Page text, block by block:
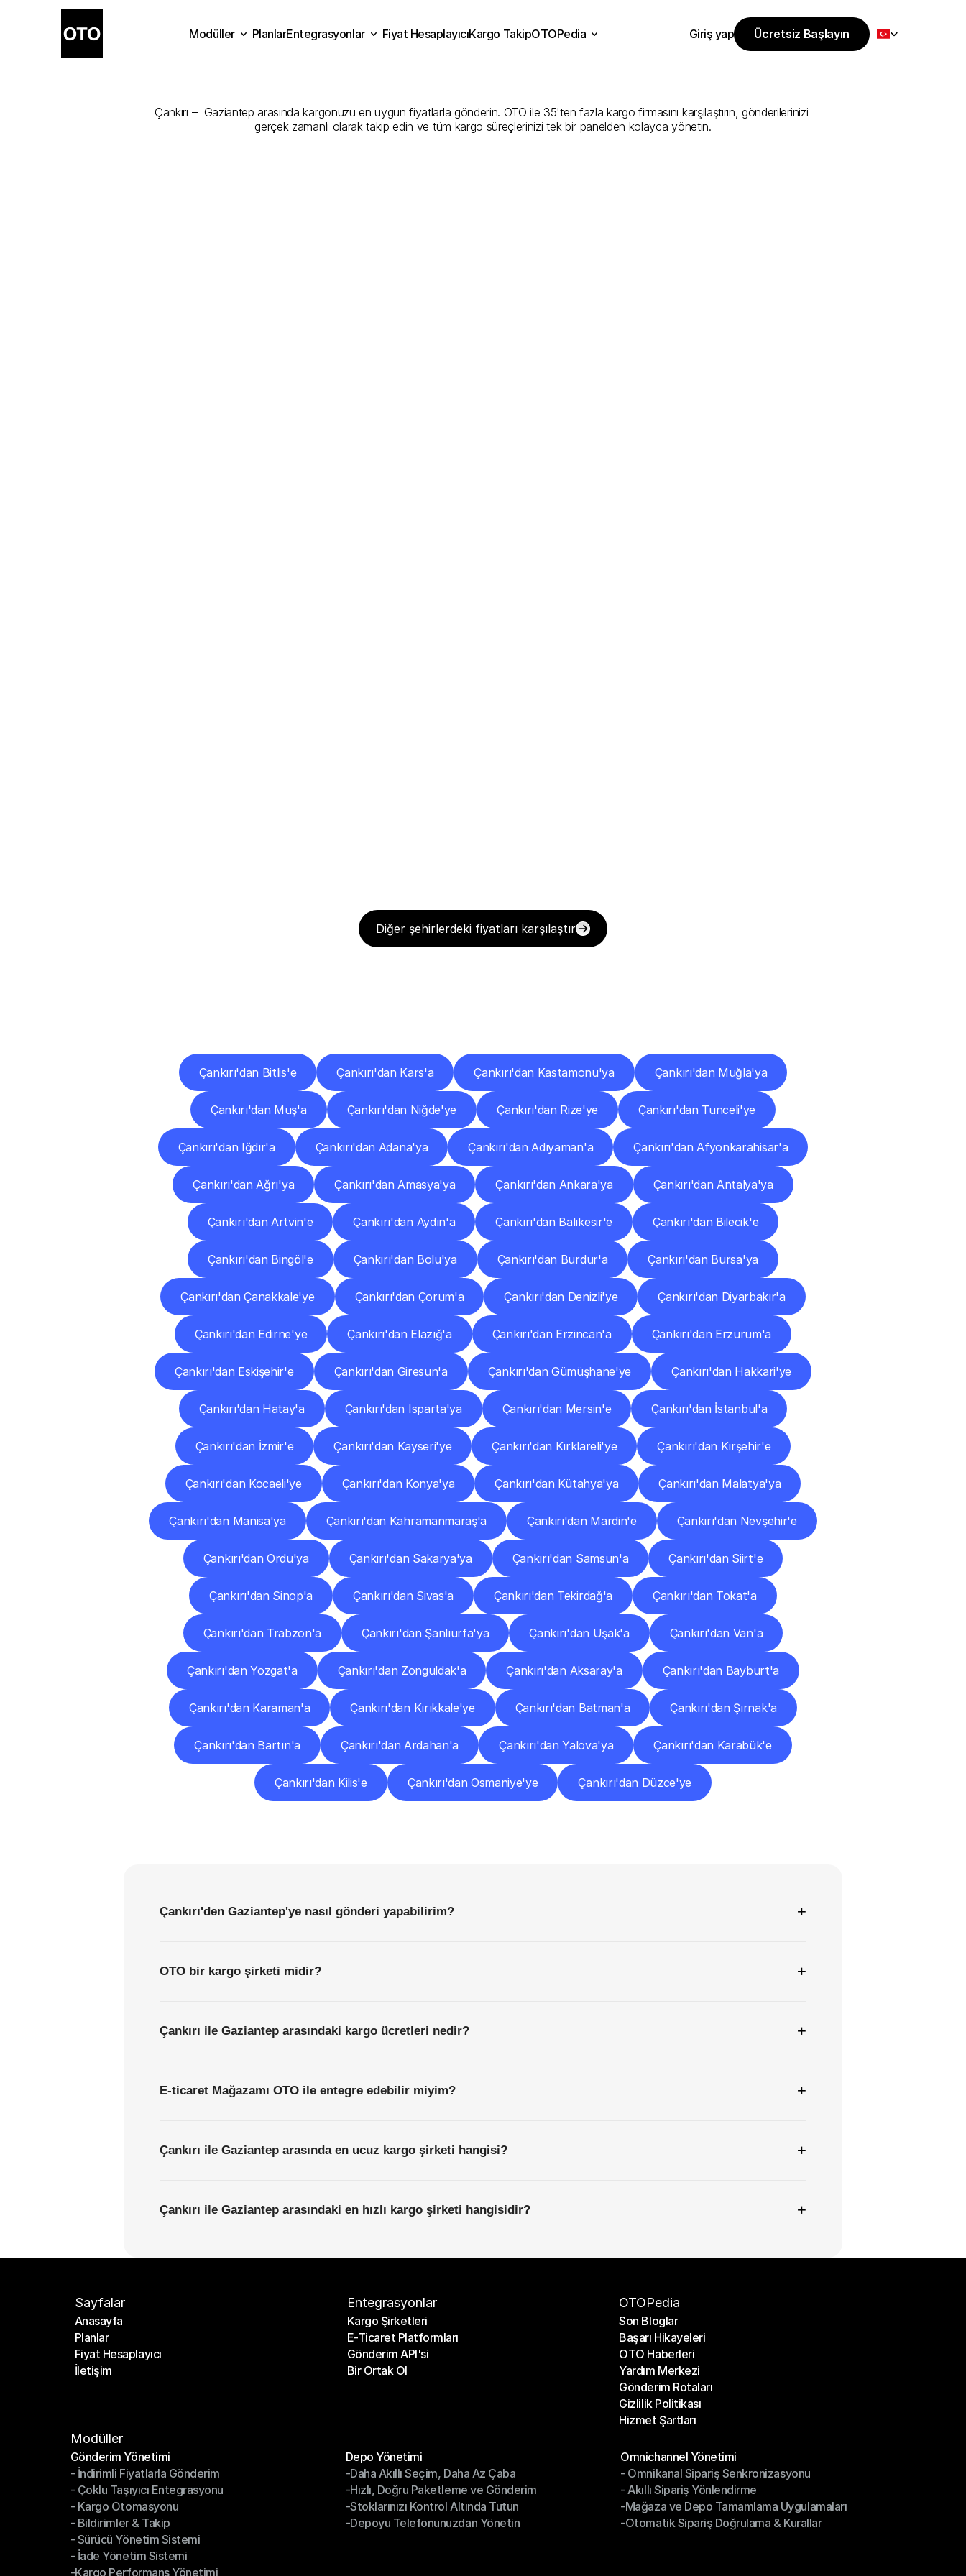
Sunan
Çankırı –  Gaziantep arasında kargonuzu en uygun fiyatlarla gönderin. OTO ile 35'ten fazla kargo firmasını karşılaştırın, gönderilerinizi
gerçek zamanlı olarak takip edin ve tüm kargo süreçlerinizi tek bir panelden kolayca yönetin.
Diğer şehirlerdeki fiyatları karşılaştır
Çankırı'dan Bitlis'e Çankırı'dan Kars'a Çankırı'dan Kastamonu'ya Çankırı'dan Muğla'ya
Çankırı'dan Muş'a Çankırı'dan Niğde'ye Çankırı'dan Rize'ye Çankırı'dan Tunceli'ye
Çankırı'dan Iğdır'a Çankırı'dan Adana'ya Çankırı'dan Adıyaman'a Çankırı'dan Afyonkarahisar'a
Çankırı'dan Ağrı'ya Çankırı'dan Amasya'ya Çankırı'dan Ankara'ya Çankırı'dan Antalya'ya
Çankırı'dan Artvin'e Çankırı'dan Aydın'a Çankırı'dan Balıkesir'e Çankırı'dan Bilecik'e
Çankırı'dan Bingöl'e Çankırı'dan Bolu'ya Çankırı'dan Burdur'a Çankırı'dan Bursa'ya
Çankırı'dan Çanakkale'ye Çankırı'dan Çorum'a Çankırı'dan Denizli'ye Çankırı'dan Diyarbakır'a
Çankırı'dan Edirne'ye Çankırı'dan Elazığ'a Çankırı'dan Erzincan'a Çankırı'dan Erzurum'a
Çankırı'dan Eskişehir'e Çankırı'dan Giresun'a Çankırı'dan Gümüşhane'ye Çankırı'dan Hakkari'ye
Çankırı'dan Hatay'a Çankırı'dan Isparta'ya Çankırı'dan Mersin'e Çankırı'dan İstanbul'a
Çankırı'dan İzmir'e Çankırı'dan Kayseri'ye Çankırı'dan Kırklareli'ye Çankırı'dan Kırşehir'e
Çankırı'dan Kocaeli'ye Çankırı'dan Konya'ya Çankırı'dan Kütahya'ya Çankırı'dan Malatya'ya
Çankırı'dan Manisa'ya Çankırı'dan Kahramanmaraş'a Çankırı'dan Mardin'e Çankırı'dan Nevşehir'e
Çankırı'dan Ordu'ya Çankırı'dan Sakarya'ya Çankırı'dan Samsun'a Çankırı'dan Siirt'e
Çankırı'dan Sinop'a Çankırı'dan Sivas'a Çankırı'dan Tekirdağ'a Çankırı'dan Tokat'a
Çankırı'dan Trabzon'a Çankırı'dan Şanlıurfa'ya Çankırı'dan Uşak'a Çankırı'dan Van'a
Çankırı'dan Yozgat'a Çankırı'dan Zonguldak'a Çankırı'dan Aksaray'a Çankırı'dan Bayburt'a
Çankırı'dan Karaman'a Çankırı'dan Kırıkkale'ye Çankırı'dan Batman'a Çankırı'dan Şırnak'a
Çankırı'dan Bartın'a Çankırı'dan Ardahan'a Çankırı'dan Yalova'ya Çankırı'dan Karabük'e
Çankırı'dan Kilis'e Çankırı'dan Osmaniye'ye Çankırı'dan Düzce'ye
Çankırı'den Gaziantep'ye nasıl gönderi yapabilirim? +
OTO bir kargo şirketi midir? +
Çankırı ile Gaziantep arasındaki kargo ücretleri nedir? +
E-ticaret Mağazamı OTO ile entegre edebilir miyim? +
Çankırı ile Gaziantep arasında en ucuz kargo şirketi hangisi? +
Çankırı ile Gaziantep arasındaki en hızlı kargo şirketi hangisidir? +
Sayfalar
Anasayfa
Anasayfa
Planlar
Planlar
Fiyat Hesaplayıcı
Fiyat Hesaplayıcı
İletişim
Entegrasyonlar
Kargo Şirketleri
Kargo Şirketleri
E-Ticaret Platformları
E-Ticaret Platformları
Gönderim API'si
Gönderim API'si
Bir Ortak Ol
OTOPedia
Son Bloglar
Son Bloglar
Başarı Hikayeleri
Başarı Hikayeleri
OTO Haberleri
OTO Haberleri
Yardım Merkezi
Yardım Merkezi
Gönderim Rotaları
Gönderim Rotaları
Gizlilik Politikası
Gizlilik Politikası
Hizmet Şartları
Modüller
Gönderim Yönetimi
Gönderim Yönetimi
- İndirimli Fiyatlarla Gönderim
- İndirimli Fiyatlarla Gönderim
- Çoklu Taşıyıcı Entegrasyonu
- Çoklu Taşıyıcı Entegrasyonu
- Kargo Otomasyonu
- Kargo Otomasyonu
- Bildirimler & Takip
- Bildirimler & Takip
- Sürücü Yönetim Sistemi
- Sürücü Yönetim Sistemi
- İade Yönetim Sistemi
- İade Yönetim Sistemi
-Kargo Performans Yönetimi
Depo Yönetimi
Depo Yönetimi
-Daha Akıllı Seçim, Daha Az Çaba
-Daha Akıllı Seçim, Daha Az Çaba
-Hızlı, Doğru Paketleme ve Gönderim
-Hızlı, Doğru Paketleme ve Gönderim
-Stoklarınızı Kontrol Altında Tutun
-Stoklarınızı Kontrol Altında Tutun
-Depoyu Telefonunuzdan Yönetin
Omnichannel Yönetimi
Omnichannel Yönetimi
- Omnikanal Sipariş Senkronizasyonu
- Omnikanal Sipariş Senkronizasyonu
- Akıllı Sipariş Yönlendirme
- Akıllı Sipariş Yönlendirme
-Mağaza ve Depo Tamamlama Uygulamaları
-Mağaza ve Depo Tamamlama Uygulamaları
-Otomatik Sipariş Doğrulama & Kurallar
Modüller
PlanlarEntegrasyonlar
Fiyat HesaplayıcıKargo TakipOTOPedia
Giriş yap
Ücretsiz Başlayın
Ücretsiz Başlayın